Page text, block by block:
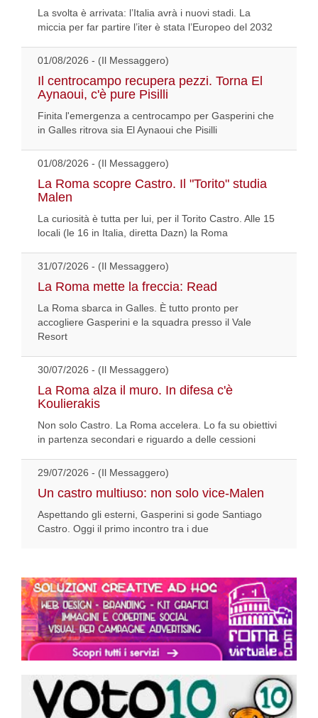
La svolta è arrivata: l’Italia avrà i nuovi stadi. La
miccia per far partire l’iter è stata l’Europeo del 2032
01/08/2026 - (Il Messaggero)
Il centrocampo recupera pezzi. Torna El
Aynaoui, c'è pure Pisilli
Finita l'emergenza a centrocampo per Gasperini che
in Galles ritrova sia El Aynaoui che Pisilli
01/08/2026 - (Il Messaggero)
La Roma scopre Castro. Il "Torito" studia
Malen
La curiosità è tutta per lui, per il Torito Castro. Alle 15
locali (le 16 in Italia, diretta Dazn) la Roma
31/07/2026 - (Il Messaggero)
La Roma mette la freccia: Read
La Roma sbarca in Galles. È tutto pronto per
accogliere Gasperini e la squadra presso il Vale
Resort
30/07/2026 - (Il Messaggero)
La Roma alza il muro. In difesa c'è
Koulierakis
Non solo Castro. La Roma accelera. Lo fa su obiettivi
in partenza secondari e riguardo a delle cessioni
29/07/2026 - (Il Messaggero)
Un castro multiuso: non solo vice-Malen
Aspettando gli esterni, Gasperini si gode Santiago
Castro. Oggi il primo incontro tra i due